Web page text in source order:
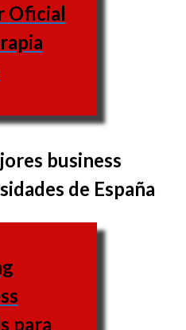
Oficial
materias
escuela a la
las
business
de España
para